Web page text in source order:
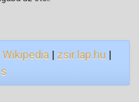
Wikipedia | zsir.lap.hu |